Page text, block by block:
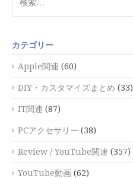
索:
カテゴリー
Apple関連 (60)
DIY・カスタマイズまとめ (33)
IT関連 (87)
PCアクセサリー (38)
Review / YouTube関連 (357)
YouTube動画 (62)